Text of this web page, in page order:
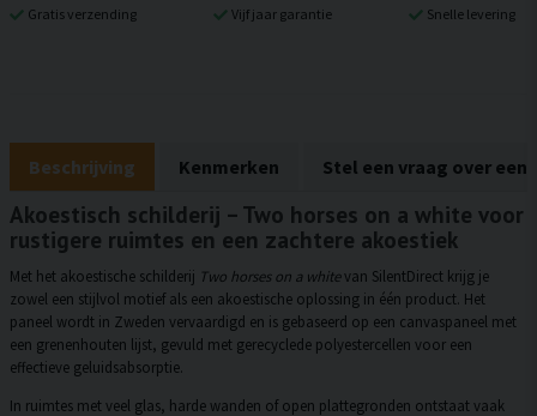
Gratis verzending Vijf jaar garantie Snelle levering
Beschrijving Kenmerken Stel een vraag over een
Akoestisch schilderij – Two horses on a white voor
rustigere ruimtes en een zachtere akoestiek
Met het akoestische schilderij Two horses on a whitevan SilentDirect krijg je
zowel een stijlvol motief als een akoestische oplossing in één product. Het
paneel wordt in Zweden vervaardigd en is gebaseerd op een canvaspaneel met
een grenenhouten lijst, gevuld met gerecyclede polyestercellen voor een
effectieve geluidsabsorptie.
In ruimtes met veel glas, harde wanden of open plattegronden ontstaat vaak